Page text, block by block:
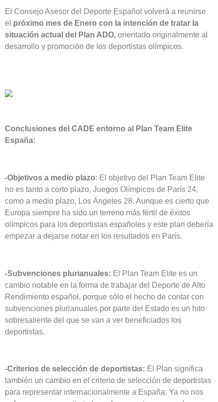
El Consejo Asesor del Deporte Español volverá a reunirse
el próximo mes de Enero con la intención de tratar la
situación actual del Plan ADO, orientado originalmente al
desarrollo y promoción de los deportistas olímpicos.
Conclusiones del CADE entorno al Plan Team Elite
España:
-Objetivos a medio plazo: El objetivo del Plan Team Elite
no es tanto a corto plazo, Juegos Olímpicos de París 24,
como a medio plazo, Los Ángeles 28. Aunque es cierto que
Europa siempre ha sido un terreno más fértil de éxitos
olímpicos para los deportistas españoles y este plan debería
empezar a dejarse notar en los resultados en París.
-Subvenciones plurianuales: El Plan Team Elite es un
cambio notable en la forma de trabajar del Deporte de Alto
Rendimiento español, porque sólo el hecho de contar con
subvenciones plurianuales por parte del Estado es un hito
sobresaliente del que se van a ver beneficiados los
deportistas.
-Criterios de selección de deportistas: El Plan significa
también un cambio en el criterio de selección de deportistas
para representar internacionalmente a España: Ya no nos